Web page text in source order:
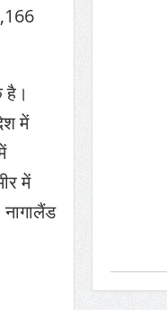
है।
में
में